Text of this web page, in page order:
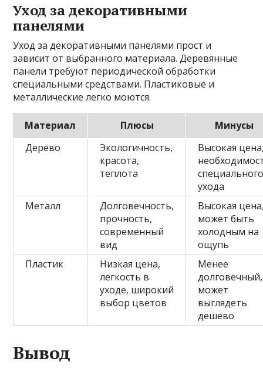
Уход за декоративными
панелями
Уход за декоративными панелями прост и
зависит от выбранного материала. Деревянные
панели требуют периодической обработки
специальными средствами. Пластиковые и
металлические легко моются.
Материал Плюсы
Минусы
Дерево
Экологичность,
красота,
теплота
Высокая
ухода
Металл
Долговечность,
прочность,
современный
вид
Высокая
может быть
холодным на
ощупь
Пластик
Низкая цена,
легкость в
уходе, широкий
выбор цветов
Менее
долговечный,
может
выглядеть
дешево
Вывод